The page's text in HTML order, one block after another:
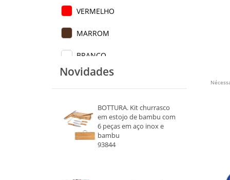
VERMELHO
MARROM
BRANCO
CINZA
AZUL ESCURO
ROSA ESCURO
Novidades
BOTTURA. Kit churrasco
em estojo de bambu com
6 peças em aço inox e
bambu
93844